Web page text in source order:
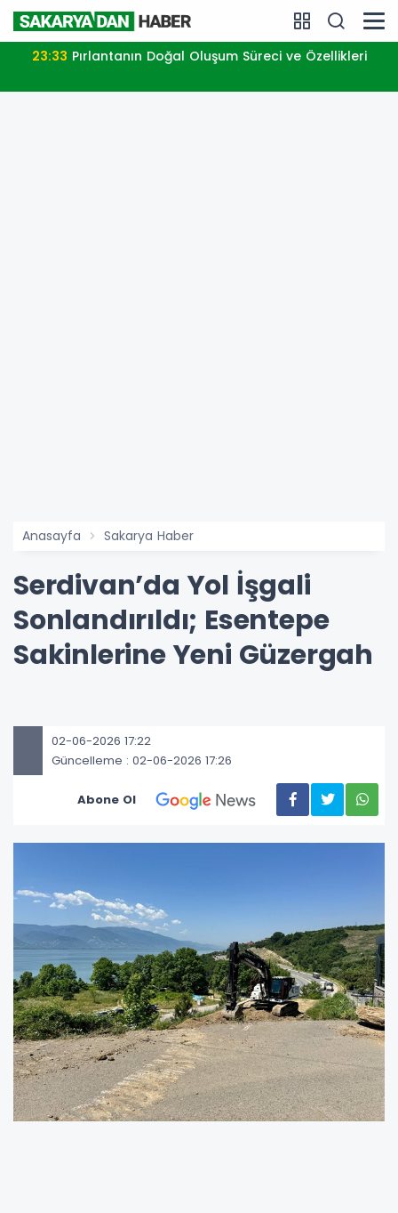
23:33 Pırlantanın Doğal Oluşum Süreci ve Özellikleri
Anasayfa Sakarya Haber
Serdivan’da Yol İşgali
Sonlandırıldı; Esentepe
Sakinlerine Yeni Güzergah
02-06-2026 17:22
Güncelleme : 02-06-2026 17:26
Abone Ol